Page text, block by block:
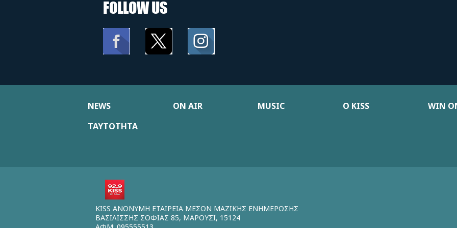
FOLLOW US
NEWS ON AIR MUSIC Ο KISS WIN
ΤΑΥΤΟΤΗΤΑ
KISS ΑΝΩΝΥΜΗ ΕΤΑΙΡΕΙΑ ΜΕΣΩΝ ΜΑΖΙΚΗΣ ΕΝΗΜΕΡΩΣΗΣ
ΒΑΣΙΛΙΣΣΗΣ ΣΟΦΙΑΣ 85, ΜΑΡΟΥΣΙ, 15124